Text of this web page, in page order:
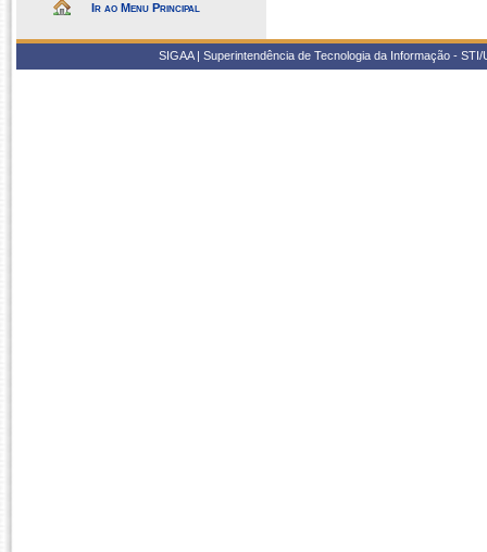
Ir ao Menu Principal
SIGAA | Superintendência de Tecnologia da Informação -